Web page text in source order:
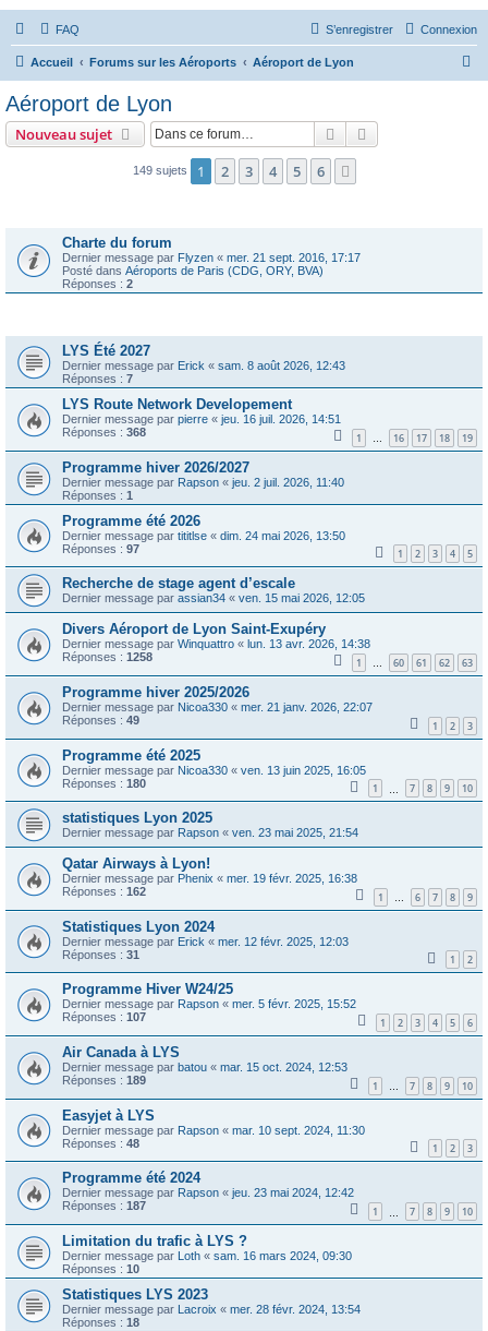
FAQ Connexion
S’enregistrer
Accueil Forums sur les Aéroports Aéroport de Lyon
r
Aéroport de Lyon
Nouveau sujet Rechercher
149 sujets 1 2 3 4 5 6
Charte du forum
Dernier message par Flyzen « mer. 21 sept. 2016, 17:17
Posté dans Aéroports de Paris (CDG, ORY, BVA)
Réponses : 2
LYS Été 2027
Dernier message par Erick « sam. 8 août 2026, 12:43
Réponses : 7
LYS Route Network Developement
Dernier message par pierre « jeu. 16 juil. 2026, 14:51
Réponses : 368 1 … 16 17 18 19
Programme hiver 2026/2027
Dernier message par Rapson « jeu. 2 juil. 2026, 11:40
Réponses : 1
Programme été 2026
Dernier message par tititlse « dim. 24 mai 2026, 13:50
Réponses : 97 1 2 3 4 5
Recherche de stage agent d’escale
Dernier message par assian34 « ven. 15 mai 2026, 12:05
Divers Aéroport de Lyon Saint-Exupéry
Dernier message par Winquattro « lun. 13 avr. 2026, 14:38
Réponses : 1258 1 … 60 61 62 63
Programme hiver 2025/2026
Dernier message par Nicoa330 « mer. 21 janv. 2026, 22:07
Réponses : 49 1 2 3
Programme été 2025
Dernier message par Nicoa330 « ven. 13 juin 2025, 16:05
Réponses : 180 1 7 8 9 10
statistiques Lyon 2025
Dernier message par Rapson « ven. 23 mai 2025, 21:54
Qatar Airways à Lyon!
Dernier message par Phenix « mer. 19 févr. 2025, 16:38
Réponses : 162 1 … 6 7 8 9
Statistiques Lyon 2024
Dernier message par Erick « mer. 12 févr. 2025, 12:03
Réponses : 31 1 2
Programme Hiver W24/25
Dernier message par Rapson « mer. 5 févr. 2025, 15:52
Réponses : 107 1 2 3 4 5 6
Air Canada à LYS
Dernier message par batou « mar. 15 oct. 2024, 12:53
Réponses : 189 1 … 7 8 9 10
Easyjet à LYS
Dernier message par Rapson « mar. 10 sept. 2024, 11:30
Réponses : 48 1 2 3
Programme été 2024
Dernier message par Rapson « jeu. 23 mai 2024, 12:42
Réponses : 187 1 7 8 9 10
Limitation du trafic à LYS ?
Dernier message par Loth « sam. 16 mars 2024, 09:30
Réponses : 10
Statistiques LYS 2023
Dernier message par Lacroix « mer. 28 févr. 2024, 13:54
Réponses : 18